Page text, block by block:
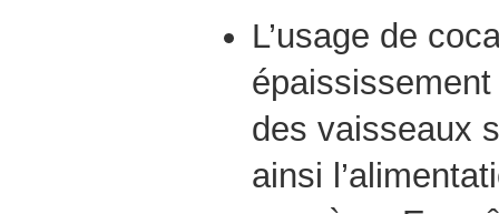
L’usage de
des vaisseaux
ainsi